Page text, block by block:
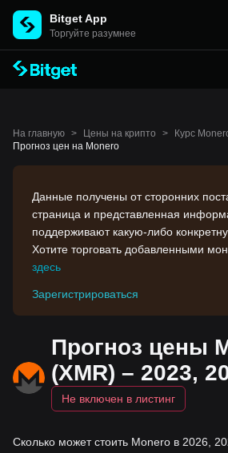
Bitget App
Торгуйте разумнее
На главную > Цены на крипто > Курс
Прогноз цен на Monero
Данные получены от сторонних
страница и представленная
поддерживают какую-либо
Хотите торговать добавленными
здесь
Зарегистрироваться
Прогноз цены
(XMR) – 2023,
Не включен в листинг
Сколько может стоить Monero в 2026,